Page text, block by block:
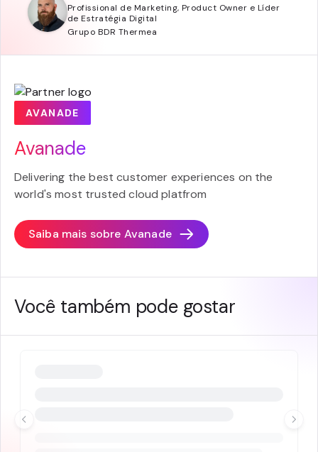
Profissional de Marketing, Product Owner e Líder
de Estratégia Digital
Grupo BDR Thermea
AVANADE
Avanade
Delivering the best customer experiences on the
world's most trusted cloud platfrom
Saiba mais sobre Avanade
Você também pode gostar